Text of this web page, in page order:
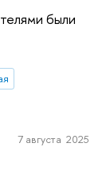
были
7 августа 2025